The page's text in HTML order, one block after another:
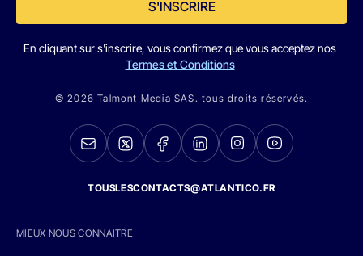
S'INSCRIRE
En cliquant sur s'inscrire, vous confirmez que vous acceptez nos
Termes et Conditions
© 2026 Talmont Media SAS. tous droits réservés.
TOUSLESCONTACTS@ATLANTICO.FR
MIEUX NOUS CONNAITRE